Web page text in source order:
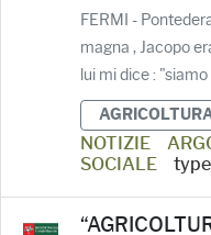
FERMI -
magna , Jacopo
lui mi dice :
NOTIZIE
SOCIALE